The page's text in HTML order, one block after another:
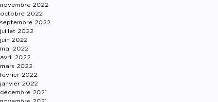
novembre 2022
octobre 2022
septembre 2022
juillet 2022
juin 2022
mai 2022
avril 2022
mars 2022
février 2022
janvier 2022
décembre 2021